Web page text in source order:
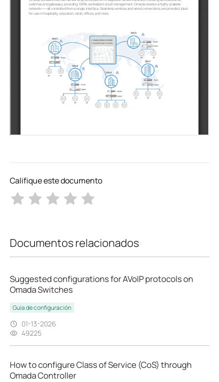
Califique este documento
Documentos relacionados
Suggested configurations for AVoIP protocols on
Omada Switches
Guía de configuración
01-13-2026
49225
How to configure Class of Service (CoS) through
Omada Controller